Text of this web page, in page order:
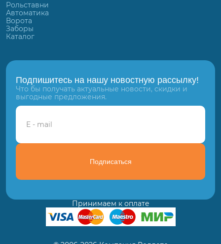
Рольставни
Автоматика
Ворота
Заборы
Каталог
Подпишитесь на нашу новостную рассылку!
Что бы получать актуальные новости, скидки и
выгодные предложения.
Подписаться
Принимаем к оплате